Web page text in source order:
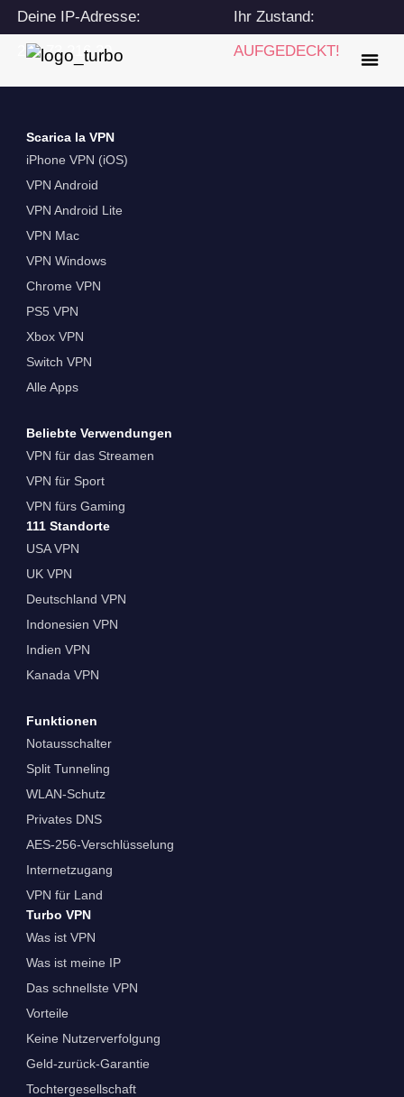
Deine IP-Adresse:
216.73.216.30
Ihr Zustand:
AUFGEDECKT!
Scarica la VPN
iPhone VPN (iOS)
VPN Android
VPN Android Lite
VPN Mac
VPN Windows
Chrome VPN
PS5 VPN
Xbox VPN
Switch VPN
Alle Apps
Beliebte Verwendungen
VPN für das Streamen
VPN für Sport
VPN fürs Gaming
111 Standorte
USA VPN
UK VPN
Deutschland VPN
Indonesien VPN
Indien VPN
Kanada VPN
Funktionen
Notausschalter
Split Tunneling
WLAN-Schutz
Privates DNS
AES-256-Verschlüsselung
Internetzugang
VPN für Land
Turbo VPN
Was ist VPN
Was ist meine IP
Das schnellste VPN
Vorteile
Keine Nutzerverfolgung
Geld-zurück-Garantie
Tochtergesellschaft